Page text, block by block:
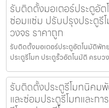
รับติดตั้งมอเตอร์ประตูอั
ซ่อมแซ่ม ปรับปรุงประตูรี
วงจร ราคาถูก
รับติดตั้งมอเตอร์ประตูอัตโนมัติพั
ประตูรีโมท ประตูรั้วอัตโนมัติ ครบว
รับติดตั้งประตูรีโมทนิคม
และซ่อมประตูรีโมทและก